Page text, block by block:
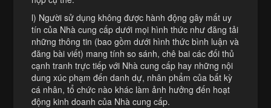
l) Người sử dụng không được hành động gây mất uy
tín của Nhà cung cấp dưới mọi hình thức như đăng tải
những thông tin (bao gồm dưới hình thức bình luận và
đăng bài viết) mang tính so sánh, chê bai các đối thủ
cạnh tranh trực tiếp với Nhà cung cấp hay những nội
dung xúc phạm đến danh dự, nhân phẩm của bất kỳ
cá nhân, tổ chức nào khác làm ảnh hưởng đến hoạt
động kinh doanh của Nhà cung cấp.